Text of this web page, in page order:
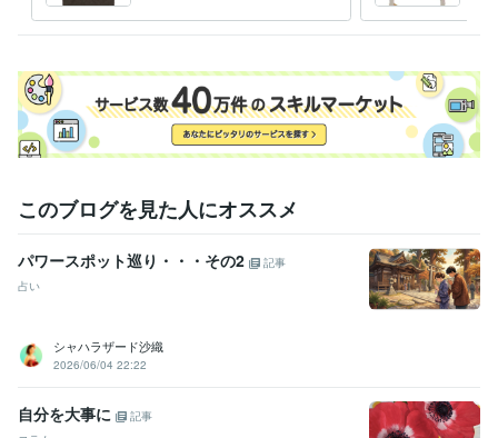
このブログを見た人にオススメ
パワースポット巡り・・・その2
記事
占い
シャハラザード沙織
2026/06/04 22:22
自分を大事に
記事